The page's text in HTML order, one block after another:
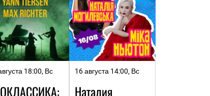
18:00, Вс 16 августа 14:00, Вс
Наталия